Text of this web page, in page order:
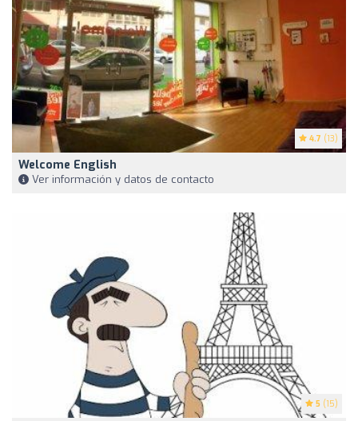
4.7 (13)
Welcome English
Ver información y datos de contacto
5 (15)